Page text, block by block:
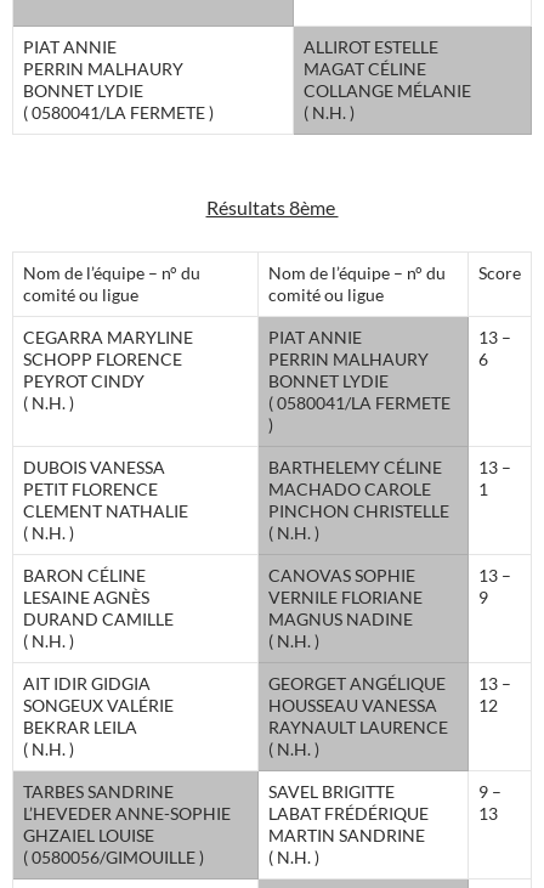
PIAT ANNIE
PERRIN MALHAURY
BONNET LYDIE
( 0580041/LA FERMETE )
ALLIROT ESTELLE
MAGAT CÉLINE
COLLANGE MÉLANIE
( N.H. )
Résultats 8ème
Nom de l’équipe – n° du
comité ou ligue
Nom de l’équipe – n° du
comité ou ligue
Score
CEGARRA MARYLINE
SCHOPP FLORENCE
PEYROT CINDY
( N.H. )
PIAT ANNIE
PERRIN MALHAURY
BONNET LYDIE
( 0580041/LA FERMETE
)
13 –
6
DUBOIS VANESSA
PETIT FLORENCE
CLEMENT NATHALIE
( N.H. )
BARTHELEMY CÉLINE
MACHADO CAROLE
PINCHON CHRISTELLE
( N.H. )
13 –
1
BARON CÉLINE
LESAINE AGNÈS
DURAND CAMILLE
( N.H. )
CANOVAS SOPHIE
VERNILE FLORIANE
MAGNUS NADINE
( N.H. )
13 –
9
AIT IDIR GIDGIA
SONGEUX VALÉRIE
BEKRAR LEILA
( N.H. )
GEORGET ANGÉLIQUE
HOUSSEAU VANESSA
RAYNAULT LAURENCE
( N.H. )
13 –
12
TARBES SANDRINE
L’HEVEDER ANNE-SOPHIE
GHZAIEL LOUISE
( 0580056/GIMOUILLE )
SAVEL BRIGITTE
LABAT FRÉDÉRIQUE
MARTIN SANDRINE
( N.H. )
9 –
13